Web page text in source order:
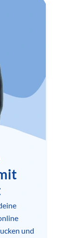
und